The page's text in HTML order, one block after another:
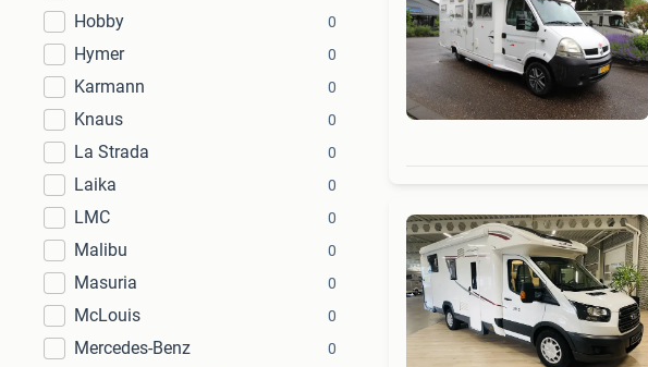
Hobby 0
Hymer 0
Karmann 0
Knaus 0
La Strada 0
Laika 0
LMC 0
Malibu 0
Masuria 0
McLouis 0
Mercedes-Benz 0